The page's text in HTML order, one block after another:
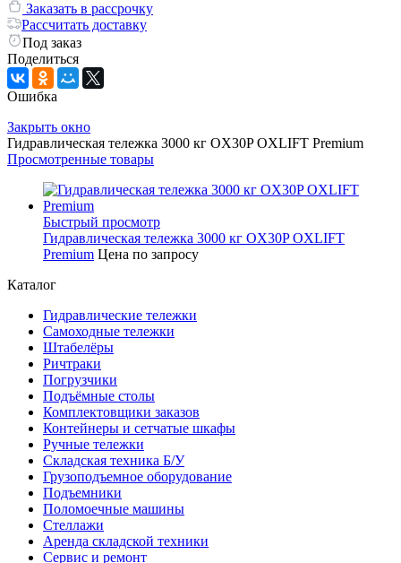
Заказать в рассрочку
Рассчитать доставку
Под заказ
Поделиться
Ошибка
Закрыть окно
Гидравлическая тележка 3000 кг OX30P OXLIFT Premium
Просмотренные товары
Быстрый просмотр
Гидравлическая тележка 3000 кг OX30P OXLIFT
Premium Цена по запросу
Каталог
Гидравлические тележки
Самоходные тележки
Штабелёры
Ричтраки
Погрузчики
Подъёмные столы
Комплектовщики заказов
Контейнеры и сетчатые шкафы
Ручные тележки
Складская техника Б/У
Грузоподъемное оборудование
Подъемники
Поломоечные машины
Стеллажи
Аренда складской техники
Сервис и ремонт